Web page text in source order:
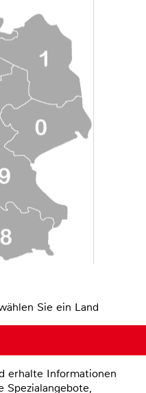
Sie ein Land
erhalte Informationen
Spezialangebote,